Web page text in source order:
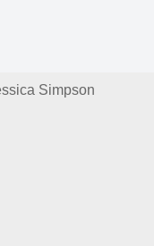
Simpson